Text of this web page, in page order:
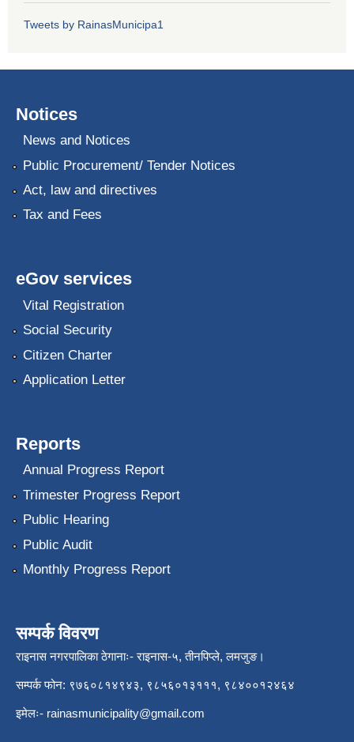
Tweets by RainasMunicipa1
Notices
News and Notices
Public Procurement/ Tender Notices
Act, law and directives
Tax and Fees
eGov services
Vital Registration
Social Security
Citizen Charter
Application Letter
Reports
Annual Progress Report
Trimester Progress Report
Public Hearing
Public Audit
Monthly Progress Report
सम्पर्क विवरण
राइनास नगरपालिका ठेगानाः- राइनास-५, तीनपिप्ले, लमजुङ।
सम्पर्क फोन: ९७६०८१४९४३, ९८५६०१३१११, ९८४००१२४६४
इमेलः- rainasmunicipality@gmail.com